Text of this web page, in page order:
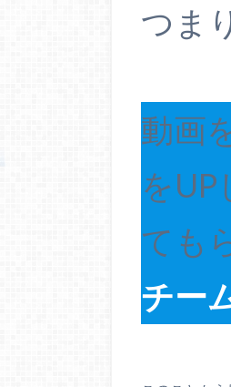
つま
動画
を
ても
チー